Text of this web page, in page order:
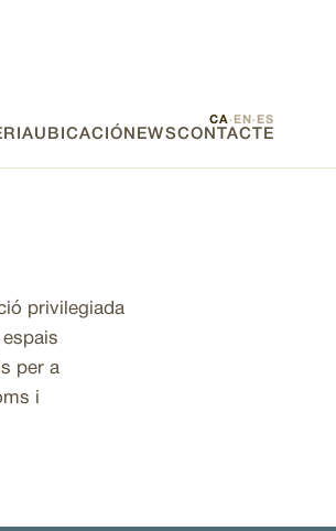
CA· EN· ES
UBICACIÓ NEWSCONTACTE
privilegiada
per a
i